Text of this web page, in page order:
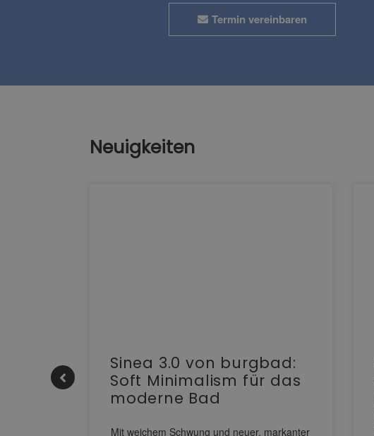
Termin vereinbaren
Neuigkeiten
Sinea 3.0 von burgbad:
Soft Minimalism für das
moderne Bad
Mit weichem Schwung und neuer, markanter